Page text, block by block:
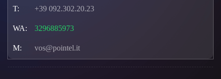
T: +39 092.302.20.23
WA: 3296885973
M: vos@pointel.it